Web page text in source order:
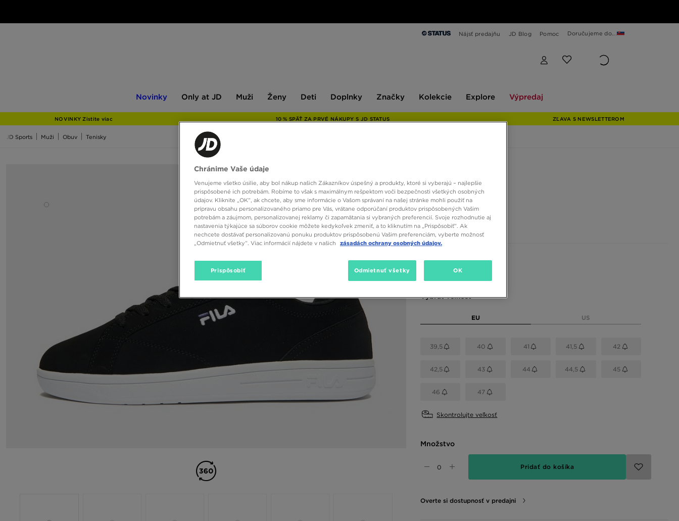
Nájsť predajňu JD Blog Pomoc Doručujeme do...
Novinky
JD
Only at JD Muži Ženy Deti Doplnky Značky Kolekcie Explore Výpredaj
NOVINKY Zistite viac 10 % SPÄŤ ZA PRVÉ NÁKUPY S JD STATUS ZĽAVA S NEWSLETTEROM
JD Sports Muži Obuv Tenisky
FILA CAMALFI
28,00 €
Dostupné farby
Vybrať veľkosť
EU US
39,5 40 41 41,5 42
42,5 43 44 44,5 45
46 47
Skontrolujte veľkosť
Množstvo
Pridať do košíka
Overte si dostupnosť v predajni
Chránime Vaše údaje
Venujeme všetko úsilie, aby bol nákup našich Zákazníkov úspešný a produkty, ktoré si vyberajú – najlepšie
prispôsobené ich potrebám. Robíme to však s maximálnym rešpektom voči bezpečnosti všetkých osobných
údajov. Kliknite „OK”, ak chcete, aby sme informácie o Vašom správaní na našej stránke mohli použiť na
prípravu obsahu personalizovaného priamo pre Vás, vrátane odporúčaní produktov prispôsobených Vašim
potrebám a záujmom, personalizovanej reklamy či zapamätania si vybraných preferencií. Svoje rozhodnutie aj
nastavenia týkajúce sa súborov cookie môžete kedykoľvek zmeniť, a to kliknutím na „Prispôsobiť”. Ak
nechcete dostávať personalizovanú ponuku produktov prispôsobenú Vašim preferenciám, vyberte možnosť
„Odmietnuť všetky”. Viac informácií nájdete v našich
zásadách ochrany osobných údajov.
Prispôsobiť Odmietnuť všetky OK